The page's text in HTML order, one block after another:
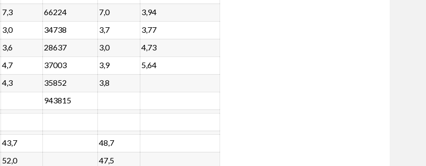
7,3 66224 7,0 3,94
3,0 34738 3,7 3,77
3,6 28637 3,0 4,73
4,7 37003 3,9 5,64
4,3 35852 3,8
943815
43,7 48,7
52,0 47,5